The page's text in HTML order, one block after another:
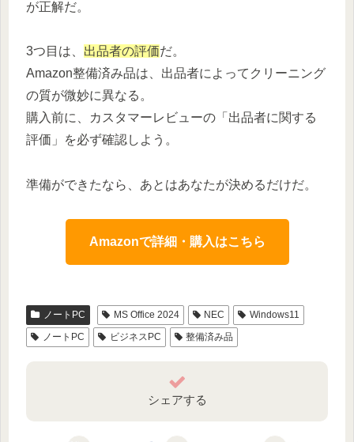
が正解だ。
3つ目は、 出品者の評価だ。
Amazon整備済み品は、出品者によってクリーニング
の質が微妙に異なる。
購入前に、カスタマーレビューの「出品者に関する
評価」を必ず確認しよう。
準備ができたなら、あとはあなたが決めるだけだ。
Amazonで詳細・購入はこちら
ノートPC MS Office 2024 NEC
Windows11
ノートPC
ビジネスPC 整備済み品
シェアする